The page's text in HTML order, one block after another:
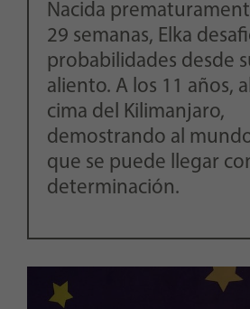
Nacida
29 semanas, Elka
probabilidades desde
aliento. A los 11 años,
cima del Kilimanjaro,
demostrando al
que se puede llegar
determinación.